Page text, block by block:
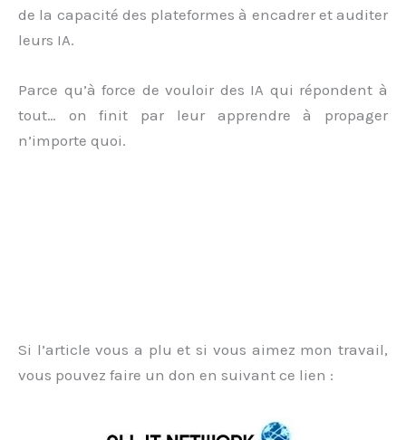
de la capacité des plateformes à encadrer et auditer
leurs IA.
Parce qu’à force de vouloir des IA qui répondent à
tout… on finit par leur apprendre à propager
n’importe quoi.
Si l’article vous a plu et si vous aimez mon travail,
vous pouvez faire un don en suivant ce lien :